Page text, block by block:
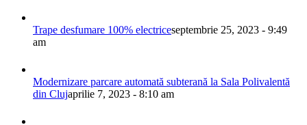
Trape desfumare 100% electriceseptembrie 25, 2023 - 9:49
am
Modernizare parcare automată subterană la Sala Polivalentă
din Clujaprilie 7, 2023 - 8:10 am